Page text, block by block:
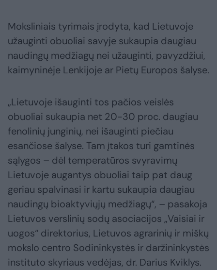
Moksliniais tyrimais įrodyta, kad Lietuvoje
užauginti obuoliai savyje sukaupia daugiau
naudingų medžiagų nei užauginti, pavyzdžiui,
kaimyninėje Lenkijoje ar Pietų Europos šalyse.
„Lietuvoje išauginti tos pačios veislės
obuoliai sukaupia net 20-30 proc. daugiau
fenolinių junginių, nei išauginti piečiau
esančiose šalyse. Tam įtakos turi gamtinės
sąlygos – dėl temperatūros svyravimų
Lietuvoje augantys obuoliai taip pat daug
geriau spalvinasi ir kartu sukaupia daugiau
naudingų bioaktyviųjų medžiagų“, – pasakoja
Lietuvos verslinių sodų asociacijos „Vaisiai ir
uogos“ direktorius, Lietuvos agrarinių ir miškų
mokslo centro Sodininkystės ir daržininkystės
instituto skyriaus vedėjas, dr. Darius Kviklys.